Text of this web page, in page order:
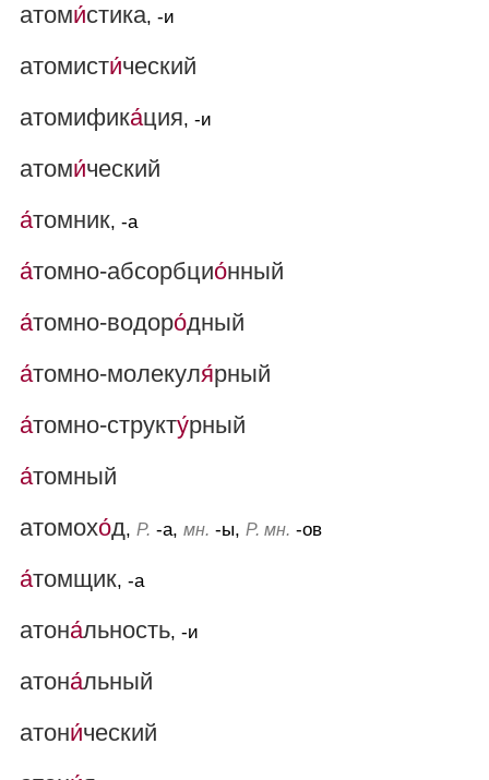
атоми́стика, -и
атомисти́ческий
атомифика́ция, -и
атоми́ческий
а́томник, -а
а́томно-абсорбцио́нный
а́томно-водоро́дный
а́томно-молекуля́рный
а́томно-структу́рный
а́томный
атомохо́д, Р. -а, мн. -ы, Р. мн. -ов
а́томщик, -а
атона́льность, -и
атона́льный
атони́ческий